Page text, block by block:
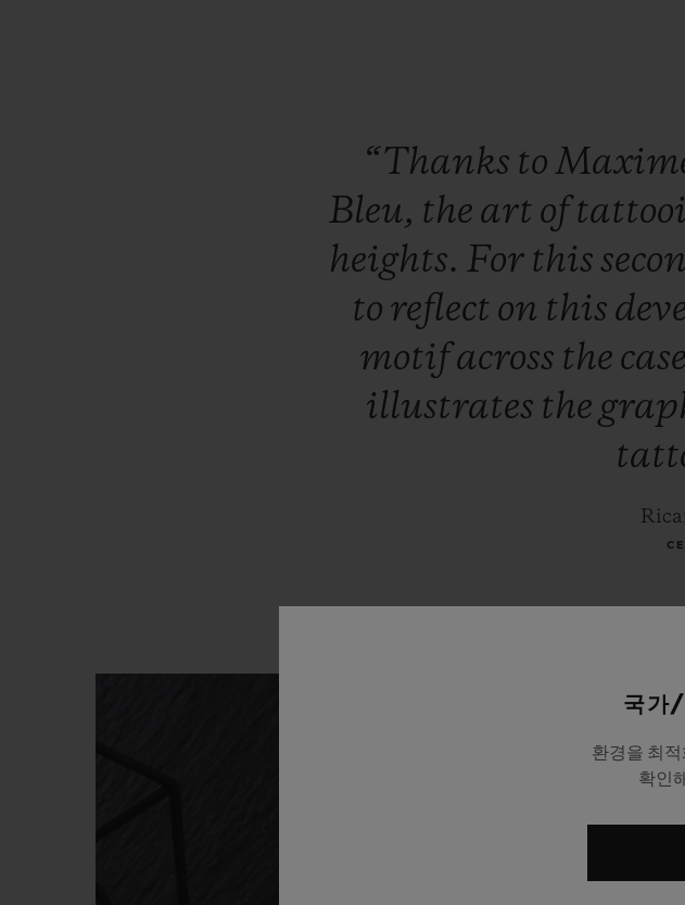
“Thanks to
Bleu, the art of
heights. For this
to reflect on this
motifacross the case
illustrates the
국가/
환경을 최
확인